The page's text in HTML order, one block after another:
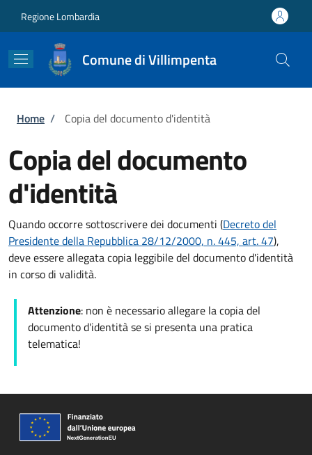
Regione Lombardia
Comune di Villimpenta
Briciole di pane
Home / Copia del documento d'identità
Copia del documento
d'identità
Quando occorre sottoscrivere dei documenti (Decreto del
Presidente della Repubblica 28/12/2000, n. 445, art. 47),
deve essere allegata copia leggibile del documento d'identità
in corso di validità.
Attenzione: non è necessario allegare la copia del
documento d'identità se si presenta una pratica
telematica!